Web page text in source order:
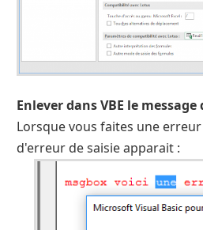
Enlever dans VBE le
Lorsque vous faites une
d'erreur de saisie apparait :